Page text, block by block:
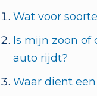
Wat voor
Is mijn zoon of
auto rijdt?
Waar dient